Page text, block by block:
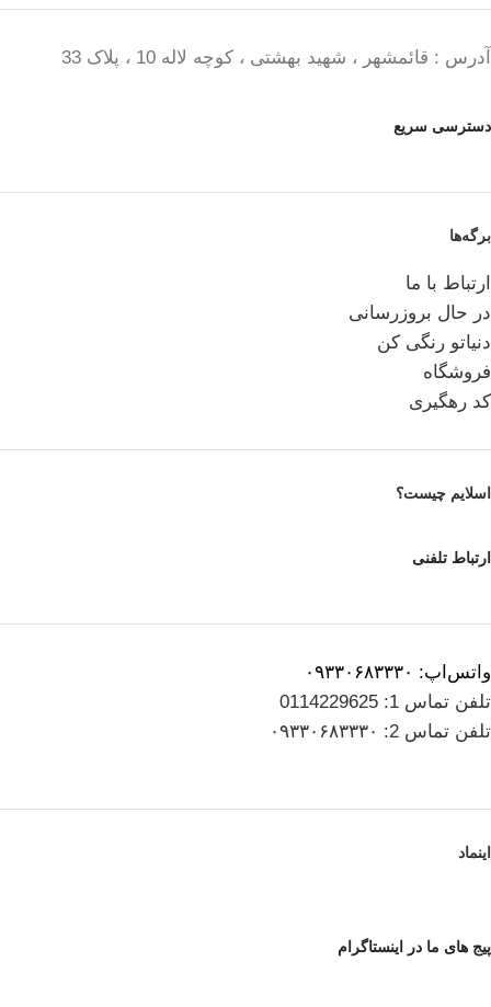
آدرس : قائمشهر ، شهید بهشتی ، کوچه لاله 10 ، پلاک 33
دسترسی سریع
برگه‌ها
ارتباط با ما
در حال بروزرسانی
دنیاتو رنگی کن
فروشگاه
کد رهگیری
اسلایم چیست؟
ارتباط تلفنی
واتس‌اپ: ۰۹۳۳۰۶۸۳۳۳۰
تلفن تماس 1: 0114229625
تلفن تماس 2: ۰۹۳۳۰۶۸۳۳۳۰
اینماد
پیج های ما در اینستاگرام